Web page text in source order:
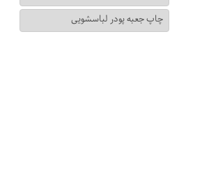
چاپ جعبه پودر لباسشویی